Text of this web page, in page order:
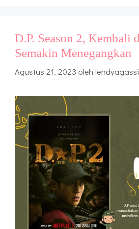
D.P. Season 2, Kembali
Semakin Menegangkan
Agustus 21, 2023 oleh lendyagassi